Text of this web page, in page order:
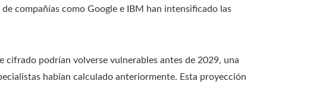
compañías como Google e IBM han intensificado las
cifrado podrían volverse vulnerables antes de 2029, una
habían calculado anteriormente. Esta proyección